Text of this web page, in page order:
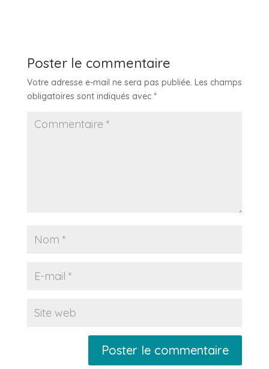
Poster le commentaire
Votre adresse e-mail ne sera pas publiée. Les champs
obligatoires sont indiqués avec *